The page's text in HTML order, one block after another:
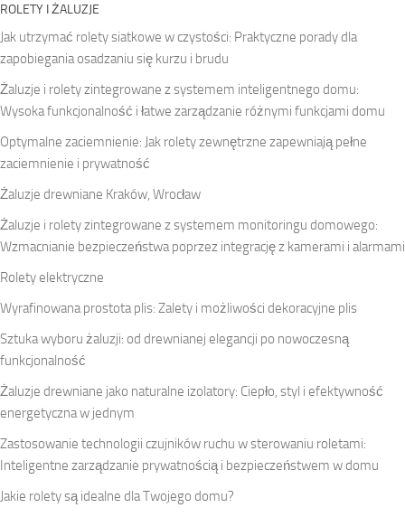
ROLETY I ŻALUZJE
Jak utrzymać rolety siatkowe w czystości: Praktyczne porady dla
zapobiegania osadzaniu się kurzu i brudu
Żaluzje i rolety zintegrowane z systemem inteligentnego domu:
Wysoka funkcjonalność i łatwe zarządzanie różnymi funkcjami domu
Optymalne zaciemnienie: Jak rolety zewnętrzne zapewniają pełne
zaciemnienie i prywatność
Żaluzje drewniane Kraków, Wrocław
Żaluzje i rolety zintegrowane z systemem monitoringu domowego:
Wzmacnianie bezpieczeństwa poprzez integrację z kamerami i alarmami
Rolety elektryczne
Wyrafinowana prostota plis: Zalety i możliwości dekoracyjne plis
Sztuka wyboru żaluzji: od drewnianej elegancji po nowoczesną
funkcjonalność
Żaluzje drewniane jako naturalne izolatory: Ciepło, styl i efektywność
energetyczna w jednym
Zastosowanie technologii czujników ruchu w sterowaniu roletami:
Inteligentne zarządzanie prywatnością i bezpieczeństwem w domu
Jakie rolety są idealne dla Twojego domu?